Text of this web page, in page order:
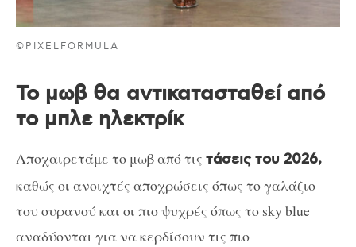
©PIXELFORMULA
Το μωβ θα αντικατασταθεί από
το μπλε ηλεκτρίκ
Αποχαιρετάμε το μωβ από τις τάσεις του 2026,
καθώς οι ανοιχτές αποχρώσεις όπως το γαλάζιο
του ουρανού και οι πιο ψυχρές όπως το sky blue
αναδύονται για να κερδίσουν τις πιο